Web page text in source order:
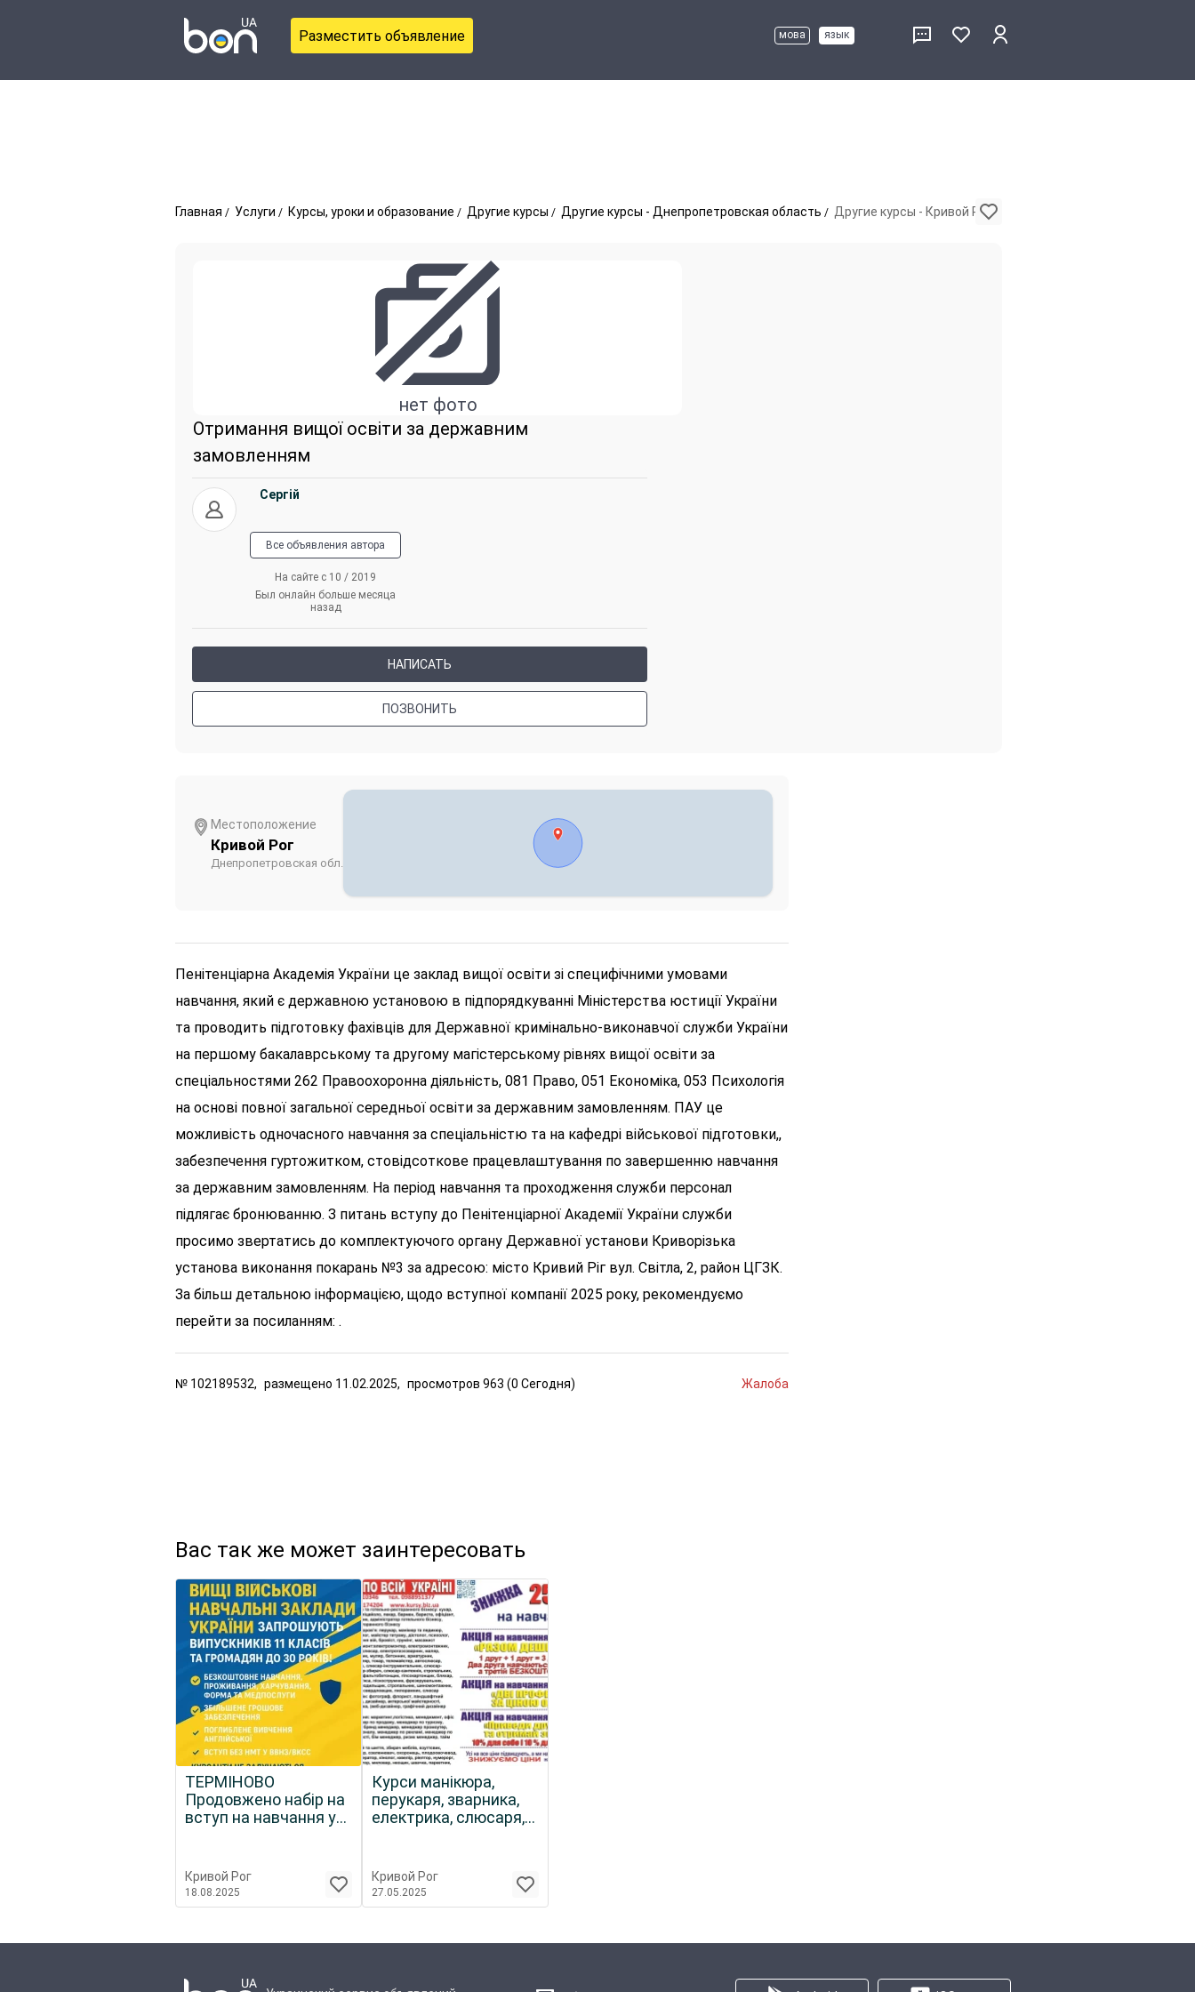
Разместить объявление мова язык
Главная Услуги Курсы, уроки и образование Другие курсы Другие курсы - Днепропетровская область Другие курсы - Кривой Рог
нет фото
Отримання вищої освіти за державним
замовленням
Сергій
Все объявления автора
На сайте с 10 / 2019
Был онлайн больше месяца
назад
НАПИСАТЬ
ПОЗВОНИТЬ
Местоположение
Кривой Рог
Днепропетровская обл.
Пенітенціарна Академія України це заклад вищої освіти зі специфічними умовами
навчання, який є державною установою в підпорядкуванні Міністерства юстиції України
та проводить підготовку фахівців для Державної кримінально-виконавчої служби України
на першому бакалаврському та другому магістерському рівнях вищої освіти за
спеціальностями 262 Правоохоронна діяльність, 081 Право, 051 Економіка, 053 Психологія
на основі повної загальної середньої освіти за державним замовленням. ПАУ це
можливість одночасного навчання за спеціальністю та на кафедрі військової підготовки,,
забезпечення гуртожитком, стовідсоткове працевлаштування по завершенню навчання
за державним замовленням. На період навчання та проходження служби персонал
підлягає бронюванню. З питань вступу до Пенітенціарної Академії України служби
просимо звертатись до комплектуючого органу Державної установи Криворізька
установа виконання покарань №3 за адресою: місто Кривий Ріг вул. Світла, 2, район ЦГЗК.
За більш детальною інформацією, щодо вступної компанії 2025 року, рекомендуємо
перейти за посиланням: .
№ 102189532, размещено 11.02.2025, просмотров 963 (0 Сегодня) Жалоба
Вас так же может заинтересовать
ТЕРМІНОВО
Продовжено набір на
вступ на навчання у
Кривой Рог
18.08.2025
Курси манікюра,
перукаря, зварника,
електрика, слюсаря,
Кривой Рог
27.05.2025